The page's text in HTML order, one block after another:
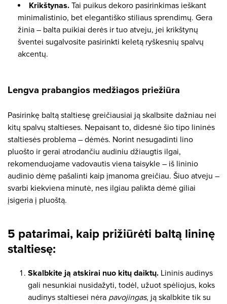
Krikštynas. Tai puikus dekoro pasirinkimas ieškant
minimalistinio, bet elegantiško stiliaus sprendimų. Gera
žinia – balta puikiai derės ir tuo atveju, jei krikštynų
šventei sugalvosite pasirinkti keletą ryškesnių spalvų
akcentų.
Lengva prabangios medžiagos priežiūra
Pasirinkę baltą staltiesę greičiausiai ją skalbsite dažniau nei
kitų spalvų staltieses. Nepaisant to, didesnė šio tipo lininės
staltiesės problema – dėmės. Norint nesugadinti lino
pluošto ir gerai atrodančiu audiniu džiaugtis ilgai,
rekomenduojame vadovautis viena taisykle – iš lininio
audinio dėmę pašalinti kaip įmanoma greičiau. Šiuo atveju –
svarbi kiekviena minutė, nes ilgiau palikta dėmė giliai
įsigeria į pluoštą.
5 patarimai, kaip prižiūrėti baltą lininę
staltiesę:
Skalbkite ją atskirai nuo kitų daiktų. Lininis audinys
gali nesunkiai nusidažyti, todėl, užuot spėliojus, koks
audinys staltiesei nėra pavojingas, ją skalbkite tik su